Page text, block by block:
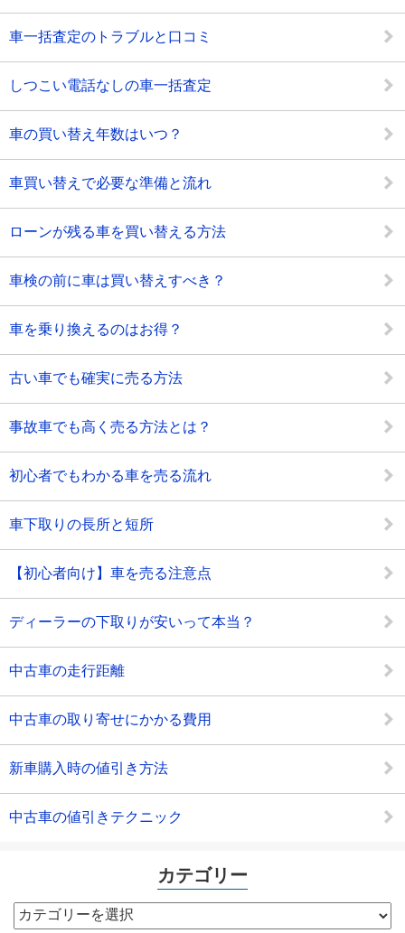
車一括査定のトラブルと口コミ
しつこい電話なしの車一括査定
車の買い替え年数はいつ？
車買い替えで必要な準備と流れ
ローンが残る車を買い替える方法
車検の前に車は買い替えすべき？
車を乗り換えるのはお得？
古い車でも確実に売る方法
事故車でも高く売る方法とは？
初心者でもわかる車を売る流れ
車下取りの長所と短所
【初心者向け】車を売る注意点
ディーラーの下取りが安いって本当？
中古車の走行距離
中古車の取り寄せにかかる費用
新車購入時の値引き方法
中古車の値引きテクニック
カテゴリー
カ